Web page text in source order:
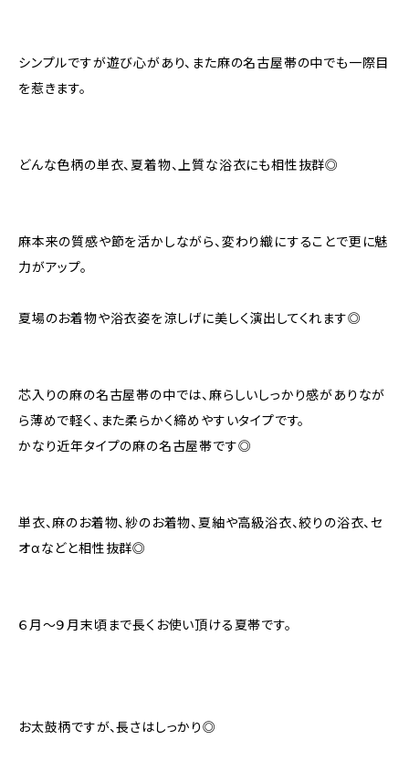
シンプルですが遊び心があり、また麻の名古屋帯の中でも一際目
を惹きます。
どんな色柄の単衣、夏着物、上質な浴衣にも相性抜群◎
麻本来の質感や節を活かしながら、変わり織にすることで更に魅
力がアップ。
夏場のお着物や浴衣姿を涼しげに美しく演出してくれます◎
芯入りの麻の名古屋帯の中では、麻らしいしっかり感がありなが
ら薄めで軽く、また柔らかく締めやすいタイプです。
かなり近年タイプの麻の名古屋帯です◎
単衣、麻のお着物、紗のお着物、夏紬や高級浴衣、絞りの浴衣、セ
オαなどと相性抜群◎
６月〜９月末頃まで長くお使い頂ける夏帯です。
お太鼓柄ですが、長さはしっかり◎